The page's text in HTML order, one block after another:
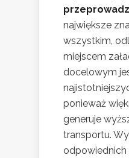
największe
wszystkim,
miejscem
docelowym
ponieważ
generuje
transportu.